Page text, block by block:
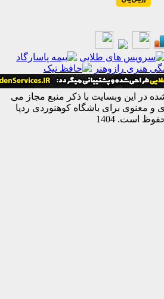
وبسایت با ذکر منبع مجاز می
باشگاه کوهنوردی ردپا